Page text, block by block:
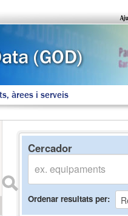
àrees i serveis
Cercador
Ordenar resultats per